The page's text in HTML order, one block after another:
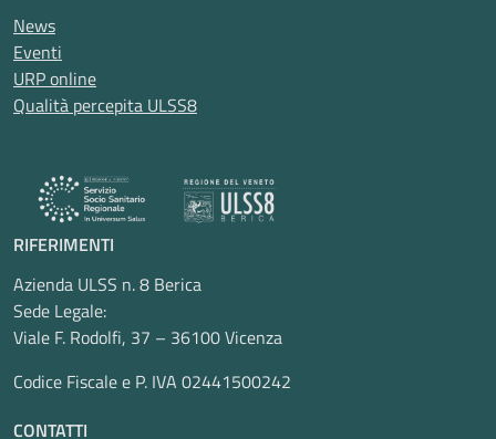
News
Eventi
URP online
Qualità percepita ULSS8
RIFERIMENTI
Azienda ULSS n. 8 Berica
Sede Legale:
Viale F. Rodolfi, 37 – 36100 Vicenza
Codice Fiscale e P. IVA 02441500242
CONTATTI